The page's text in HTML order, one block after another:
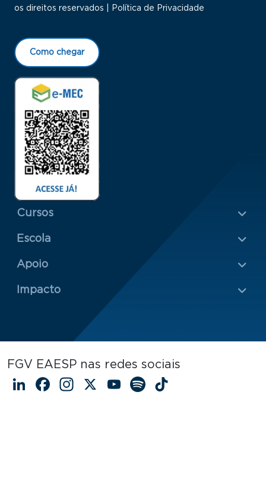
os direitos reservados |
Política de Privacidade
Como chegar
Menu Rodapé 1
Cursos
Escola
Rodapé 2
Apoio
Impacto
FGV EAESP nas redes sociais
LinkedIn
Facebook
Instagram
X YouTube
Spotify